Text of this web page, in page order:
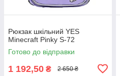
Рюкзак шкільний YES
Minecraft Pinky S-72
Готово до відправки
1 192,50 ₴ 2 650 ₴